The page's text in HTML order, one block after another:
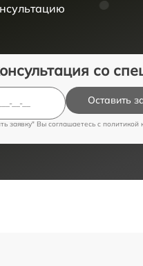
со
Оставить
заявку" Вы соглашаетесь c политикой